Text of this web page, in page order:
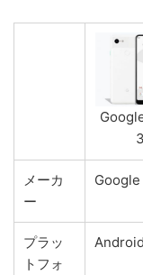
3
メーカ
ー
Google
プラッ
トフォ